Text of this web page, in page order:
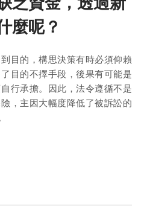
麼呢？
目的，構思決策有時必須仰賴
目的不擇手段，後果有可能是
行承擔。因此，法令遵循不是
，主因大幅度降低了被訴訟的